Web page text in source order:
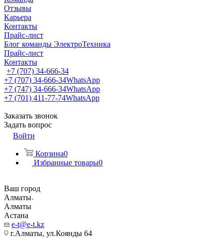
Отзывы
Карьера
Контакты
Прайс-лист
Блог команды ЭлектроТехника
Прайс-лист
Контакты
+7 (707) 34-666-34
+7 (707) 34-666-34WhatsApp
+7 (747) 34-666-34WhatsApp
+7 (701) 411-77-74WhatsApp
Заказать звонок
Задать вопрос
Войти
Корзина0
Избранные товары0
Ваш город
Алматы
Алматы
Астана
e-t@e-t.kz
г.Алматы, ул.Коянды 64